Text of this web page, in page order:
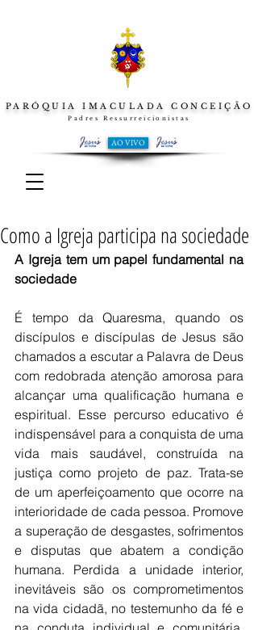
AO VIVO
PARÓQUIA IMACULADA CONCEIÇÃO
Padres Ressurreicionistas
Como a Igreja participa na sociedade
A Igreja tem um papel fundamental na
sociedade
É tempo da Quaresma, quando os
discípulos e discípulas de Jesus são
chamados a escutar a Palavra de Deus
com redobrada atenção amorosa para
alcançar uma qualificação humana e
espiritual. Esse percurso educativo é
indispensável para a conquista de uma
vida mais saudável, construída na
justiça como projeto de paz. Trata-se
de um aperfeiçoamento que ocorre na
interioridade de cada pessoa. Promove
a superação de desgastes, sofrimentos
e disputas que abatem a condição
humana. Perdida a unidade interior,
inevitáveis são os comprometimentos
na vida cidadã, no testemunho da fé e